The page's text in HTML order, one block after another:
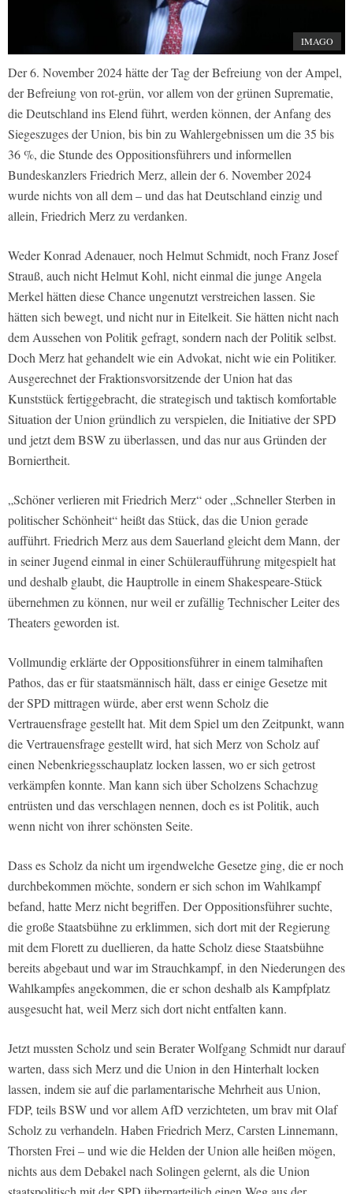
IMAGO
Der 6. November 2024 hätte der Tag der Befreiung von der Ampel,
der Befreiung von rot-grün, vor allem von der grünen Suprematie,
die Deutschland ins Elend führt, werden können, der Anfang des
Siegeszuges der Union, bis bin zu Wahlergebnissen um die 35 bis
36 %, die Stunde des Oppositionsführers und informellen
Bundeskanzlers Friedrich Merz, allein der 6. November 2024
wurde nichts von all dem – und das hat Deutschland einzig und
allein, Friedrich Merz zu verdanken.
Weder Konrad Adenauer, noch Helmut Schmidt, noch Franz Josef
Strauß, auch nicht Helmut Kohl, nicht einmal die junge Angela
Merkel hätten diese Chance ungenutzt verstreichen lassen. Sie
hätten sich bewegt, und nicht nur in Eitelkeit. Sie hätten nicht nach
dem Aussehen von Politik gefragt, sondern nach der Politik selbst.
Doch Merz hat gehandelt wie ein Advokat, nicht wie ein Politiker.
Ausgerechnet der Fraktionsvorsitzende der Union hat das
Kunststück fertiggebracht, die strategisch und taktisch komfortable
Situation der Union gründlich zu verspielen, die Initiative der SPD
und jetzt dem BSW zu überlassen, und das nur aus Gründen der
Borniertheit.
„Schöner verlieren mit Friedrich Merz“ oder „Schneller Sterben in
politischer Schönheit“ heißt das Stück, das die Union gerade
aufführt. Friedrich Merz aus dem Sauerland gleicht dem Mann, der
in seiner Jugend einmal in einer Schüleraufführung mitgespielt hat
und deshalb glaubt, die Hauptrolle in einem Shakespeare-Stück
übernehmen zu können, nur weil er zufällig Technischer Leiter des
Theaters geworden ist.
Vollmundig erklärte der Oppositionsführer in einem talmihaften
Pathos, das er für staatsmännisch hält, dass er einige Gesetze mit
der SPD mittragen würde, aber erst wenn Scholz die
Vertrauensfrage gestellt hat. Mit dem Spiel um den Zeitpunkt, wann
die Vertrauensfrage gestellt wird, hat sich Merz von Scholz auf
einen Nebenkriegsschauplatz locken lassen, wo er sich getrost
verkämpfen konnte. Man kann sich über Scholzens Schachzug
entrüsten und das verschlagen nennen, doch es ist Politik, auch
wenn nicht von ihrer schönsten Seite.
Dass es Scholz da nicht um irgendwelche Gesetze ging, die er noch
durchbekommen möchte, sondern er sich schon im Wahlkampf
befand, hatte Merz nicht begriffen. Der Oppositionsführer suchte,
die große Staatsbühne zu erklimmen, sich dort mit der Regierung
mit dem Florett zu duellieren, da hatte Scholz diese Staatsbühne
bereits abgebaut und war im Strauchkampf, in den Niederungen des
Wahlkampfes angekommen, die er schon deshalb als Kampfplatz
ausgesucht hat, weil Merz sich dort nicht entfalten kann.
Jetzt mussten Scholz und sein Berater Wolfgang Schmidt nur darauf
warten, dass sich Merz und die Union in den Hinterhalt locken
lassen, indem sie auf die parlamentarische Mehrheit aus Union,
FDP, teils BSW und vor allem AfD verzichteten, um brav mit Olaf
Scholz zu verhandeln. Haben Friedrich Merz, Carsten Linnemann,
Thorsten Frei – und wie die Helden der Union alle heißen mögen,
nichts aus dem Debakel nach Solingen gelernt, als die Union